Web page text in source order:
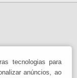
tecnologias para
anúncios, ao